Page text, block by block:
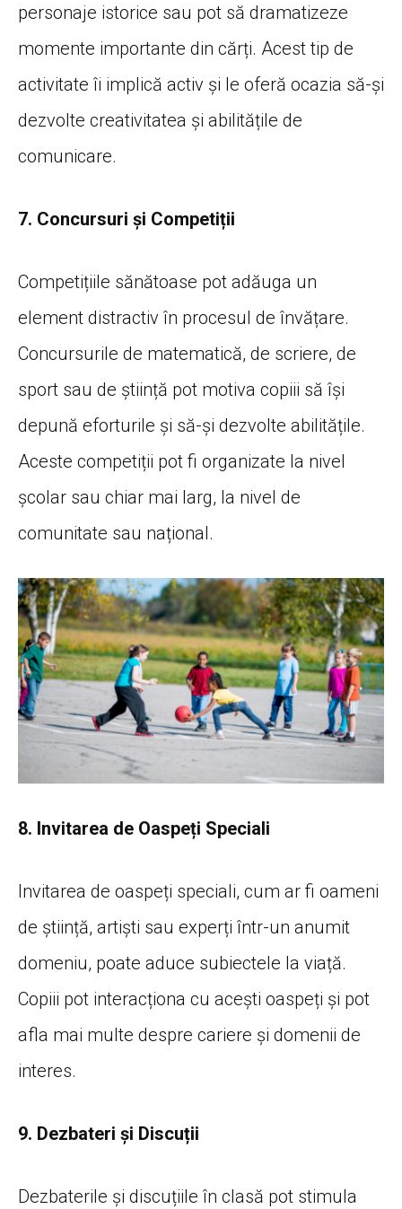
personaje istorice sau pot să dramatizeze
momente importante din cărți. Acest tip de
activitate îi implică activ și le oferă ocazia să-și
dezvolte creativitatea și abilitățile de
comunicare.
7. Concursuri și Competiții
Competițiile sănătoase pot adăuga un
element distractiv în procesul de învățare.
Concursurile de matematică, de scriere, de
sport sau de știință pot motiva copiii să își
depună eforturile și să-și dezvolte abilitățile.
Aceste competiții pot fi organizate la nivel
școlar sau chiar mai larg, la nivel de
comunitate sau național.
8. Invitarea de Oaspeți Speciali
Invitarea de oaspeți speciali, cum ar fi oameni
de știință, artiști sau experți într-un anumit
domeniu, poate aduce subiectele la viață.
Copiii pot interacționa cu acești oaspeți și pot
afla mai multe despre cariere și domenii de
interes.
9. Dezbateri și Discuții
Dezbaterile și discuțiile în clasă pot stimula